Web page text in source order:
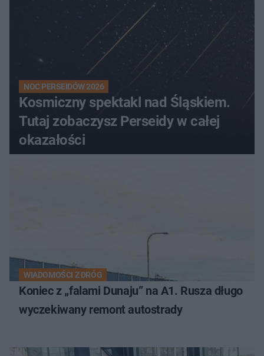
NOC PERSEIDÓW 2026
Kosmiczny spektakl nad Śląskiem.
Tutaj zobaczysz Perseidy w całej
okazałości
WIADOMOŚCI Z DRÓG
Koniec z „falami Dunaju” na A1. Rusza długo
wyczekiwany remont autostrady